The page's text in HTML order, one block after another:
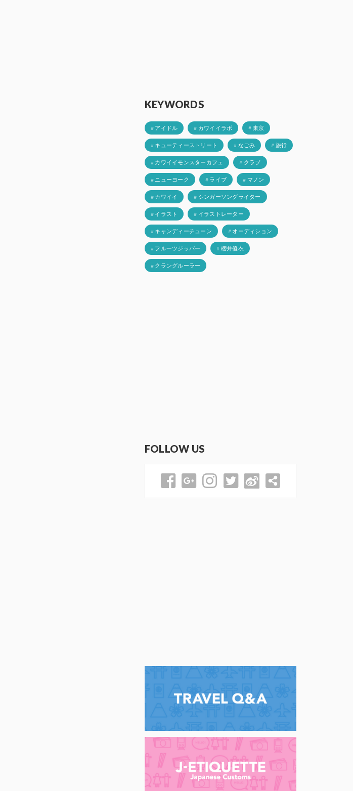
KEYWORDS
# アイドル # カワイイラボ # 東京
# キューティーストリート # なごみ # 旅行
# カワイイモンスターカフェ # クラブ
# ニューヨーク # ライブ # マノン
# カワイイ # シンガーソングライター
# イラスト # イラストレーター
# キャンディーチューン # オーディション
# フルーツジッパー # 櫻井優衣
# クラングルーラー
FOLLOW US